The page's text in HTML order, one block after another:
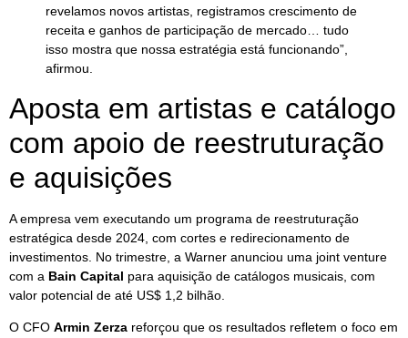
revelamos novos artistas, registramos crescimento de
receita e ganhos de participação de mercado… tudo
isso mostra que nossa estratégia está funcionando”,
afirmou.
Aposta em artistas e catálogo
com apoio de reestruturação
e aquisições
A empresa vem executando um programa de reestruturação
estratégica desde 2024, com cortes e redirecionamento de
investimentos. No trimestre, a Warner anunciou uma joint venture
com a Bain Capital para aquisição de catálogos musicais, com
valor potencial de até US$ 1,2 bilhão.
O CFO Armin Zerza reforçou que os resultados refletem o foco em